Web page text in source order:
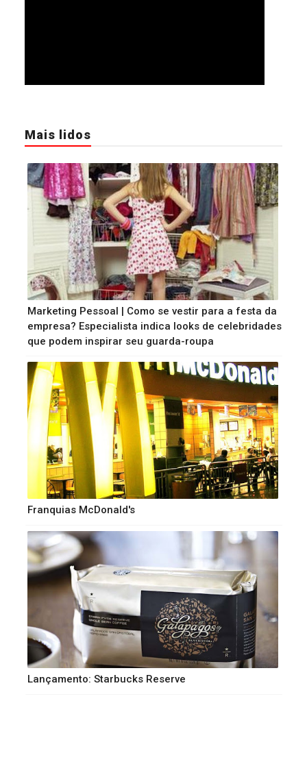
Mais lidos
Marketing Pessoal | Como se vestir para a festa da
empresa? Especialista indica looks de celebridades
que podem inspirar seu guarda-roupa
Franquias McDonald's
Lançamento: Starbucks Reserve